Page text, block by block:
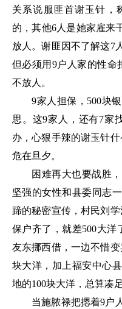
关系说服匪首谢玉针，
的，其他6人是她家雇来
放人。谢匪因不了解这7
但必须用9户人家的性命
不放人。
9家人担保，500块
思。这9家人，还有7家
办，心狠手辣的谢玉针
危在旦夕。
困难再大也要战胜
坚强的女性和县委同志
蹄的秘密宣传，村民刘
保户齐了，就差500大洋
友东挪西借，一边不惜
块大洋，加上福安中心
地的100块大洋，总算凑足
当施脓禄把摁着9户